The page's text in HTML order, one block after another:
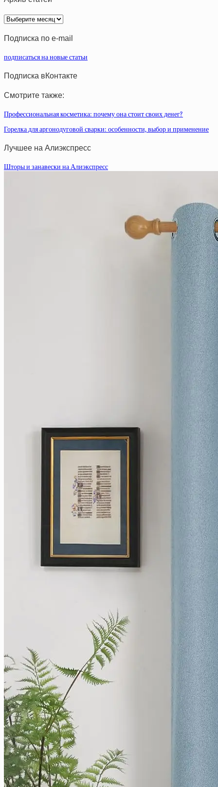
Архив
статей
Подписка по e-mail
подписаться на новые статьи
Подписка вКонтакте
Смотрите также:
Профессиональная косметика: почему она стоит своих денег?
Горелка для аргонодуговой сварки: особенности, выбор и применение
Лучшее на Алиэкспресс
Шторы и занавески на Алиэкспресс